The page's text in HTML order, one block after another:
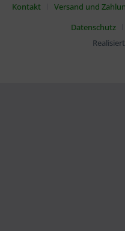
Kontakt
Versand und
Datenschutz